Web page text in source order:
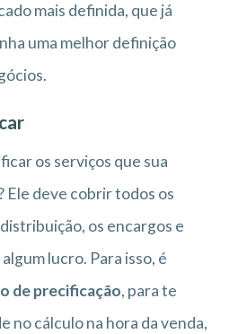
mais definida, que já
uma melhor definição
os serviços que sua
Ele deve cobrir todos os
os encargos e
lucro. Para isso, é
de precificação, para te
no cálculo na hora da venda,